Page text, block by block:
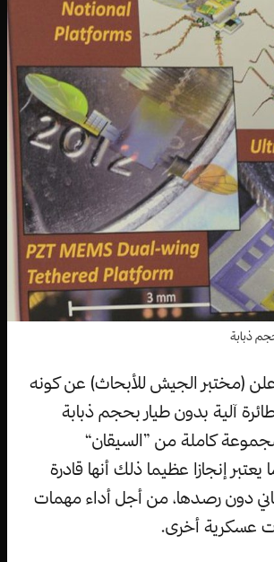
ذبابة
(مختبر الجيش للأبحاث) عن كونه
آلية بدون طيار بحجم ذبابة
كاملة من ”السيقان“
يعتبر إنجازا عظيما ذلك أنها قادرة
دون رصدها، من أجل أداء مهمات
عسكرية أخرى.